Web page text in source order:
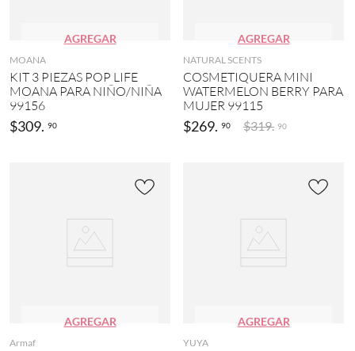
AGREGAR
MOANA
KIT 3 PIEZAS POP LIFE
MOANA PARA NIÑO/NIÑA
99156
$309. 90
AGREGAR
NATURAL SCENTS
COSMETIQUERA MINI
WATERMELON BERRY PARA
MUJER 99115
$269. 90 $319. 90
AGREGAR
Armaf
AGREGAR
YUYA